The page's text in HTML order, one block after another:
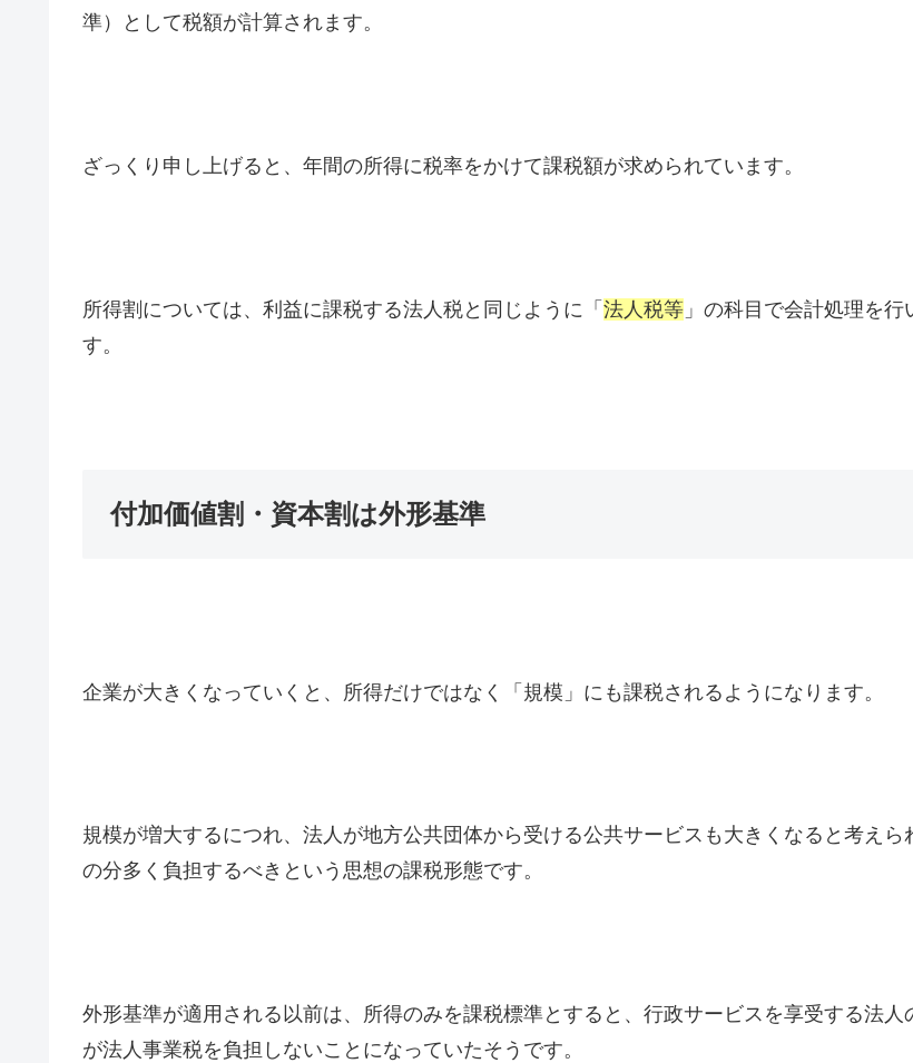
準）として税額が計算されます。
ざっくり申し上げると、年間の所得に税率をかけて課税額が求められています。
所得割については、利益に課税する法人税と同じように「 法人税等 」の科目で会計処理を行
す。
付加価値割・資本割は外形基準
企業が大きくなっていくと、所得だけではなく「規模」にも課税されるようになります。
規模が増大するにつれ、法人が地方公共団体から受ける公共サービスも大きくなると考えら
の分多く負担するべきという思想の課税形態です。
外形基準が適用される以前は、所得のみを課税標準とすると、行政サービスを享受する法人
が法人事業税を負担しないことになっていたそうです。